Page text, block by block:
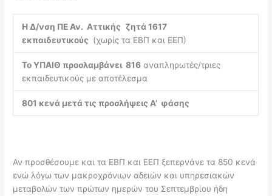
Η Δ/νση ΠΕ Αν. Αττικής ζητά 1617
εκπαιδευτικούς (χωρίς τα ΕΒΠ και ΕΕΠ)
Το ΥΠΑΙΘ προσλαμβάνει 816αναπληρωτές/τριες
εκπαιδευτικούς με αποτέλεσμα
801 κενά μετά τις προσλήψεις Α’ φάσης
Αν προσθέσουμε και τα ΕΒΠ και ΕΕΠ ξεπερνάνε τα 850 κενά
ενώ λόγω των μακροχρόνιων αδειών και υπηρεσιακών
μεταβολών των πρώτων ημερών του Σεπτεμβρίου ήδη